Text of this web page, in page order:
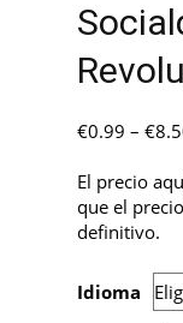
€0.99 – €
El precio
que el
definitivo.
Idioma